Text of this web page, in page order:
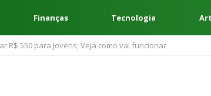
Finanças Tecnologia
R$ 550 para jovens; Veja como vai funcionar